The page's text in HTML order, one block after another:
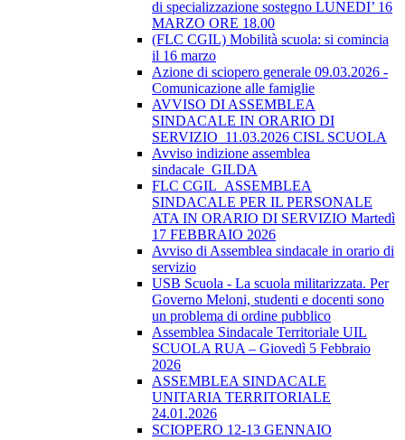
di specializzazione sostegno LUNEDI’ 16
MARZO ORE 18.00
(FLC CGIL) Mobilità scuola: si comincia
il 16 marzo
Azione di sciopero generale 09.03.2026 -
Comunicazione alle famiglie
AVVISO DI ASSEMBLEA
SINDACALE IN ORARIO DI
SERVIZIO_11.03.2026 CISL SCUOLA
Avviso indizione assemblea
sindacale_GILDA
FLC CGIL_ASSEMBLEA
SINDACALE PER IL PERSONALE
ATA IN ORARIO DI SERVIZIO Martedì
17 FEBBRAIO 2026
Avviso di Assemblea sindacale in orario di
servizio
USB Scuola - La scuola militarizzata. Per
Governo Meloni, studenti e docenti sono
un problema di ordine pubblico
Assemblea Sindacale Territoriale UIL
SCUOLA RUA – Giovedì 5 Febbraio
2026
ASSEMBLEA SINDACALE
UNITARIA TERRITORIALE
24.01.2026
SCIOPERO 12-13 GENNAIO